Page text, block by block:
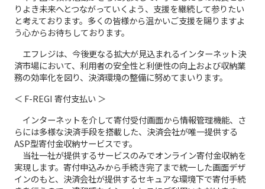
りよき未来へとつながっていくよう、支援を継続して参りたい
と考えております。多くの皆様から温かいご支援を賜りますよ
う心からお待ちしております。
エフレジは、今後更なる拡大が見込まれるインターネット決
済市場において、利用者の安全性と利便性の向上および収納業
務の効率化を図り、決済環境の整備に努めてまいります。
＜ F-REGI 寄付支払い ＞
インターネットを介して寄付受付画面から情報管理機能、さ
らには多様な決済手段を搭載した、決済会社が唯一提供する
ASP型寄付金収納サービスです。
当社一社が提供するサービスのみでオンライン寄付金収納を
実現します。寄付申込みから手続き完了まで統一した画面デザ
インのもと、決済会社が提供するセキュアな環境下で寄付手続